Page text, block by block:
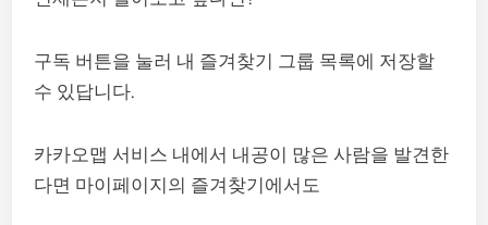
구독 버튼을 눌러 내 즐겨찾기 그룹 목록에 저장할
수 있답니다.
카카오맵 서비스 내에서 내공이 많은 사람을 발견한
다면 마이페이지의 즐겨찾기에서도